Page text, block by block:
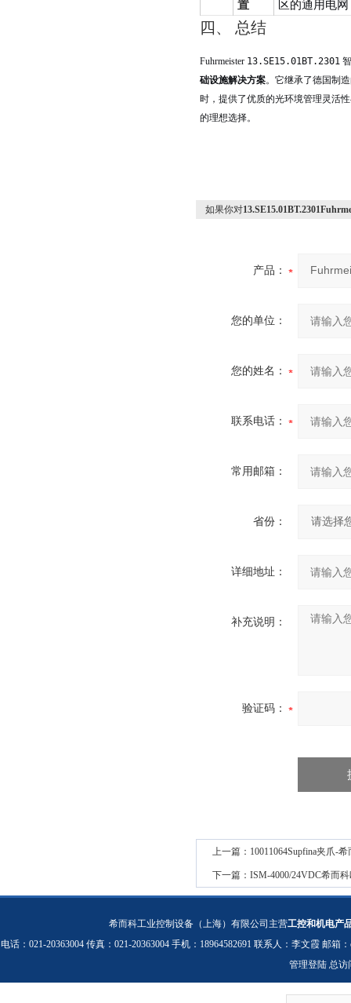
置 区的通用电网
四、 总结
Fuhrmeister 13.SE15.01BT.2301
础设施解决方案。它继承了德国制
时，提供了优质的光环境管理灵活
的理想选择。
如果你对
产品：
您的单位：
您的姓名：
联系电话：
常用邮箱：
省份：
详细地址：
补充说明：
验证码：
上一篇： 10011064Supfina夹爪-
下一篇： ISM-4000/24VDC希而
希而科工业控制设备（上海）有限公司主营工控和机电产
电话：021-20363004 传真：021-20363004 手机：18964582691 联系人：李文霞 邮箱：
管理登陆 总访